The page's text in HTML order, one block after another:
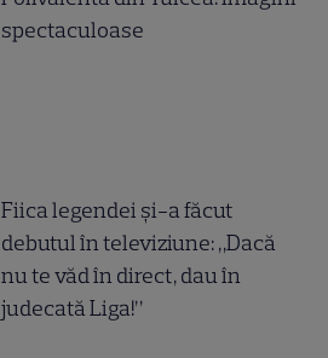
spectaculoase
Fiica legendei și-a făcut
debutul în televiziune: „Dacă
nu te văd în direct, dau în
judecată Liga!”